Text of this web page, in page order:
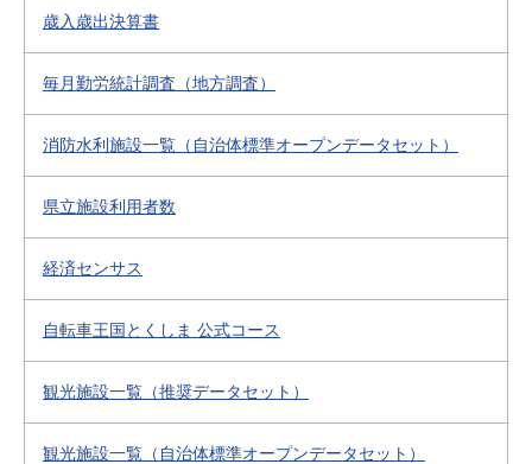
歳入歳出決算書
毎月勤労統計調査（地方調査）
消防水利施設一覧（自治体標準オープンデータセット）
県立施設利用者数
経済センサス
自転車王国とくしま 公式コース
観光施設一覧（推奨データセット）
観光施設一覧（自治体標準オープンデータセット）